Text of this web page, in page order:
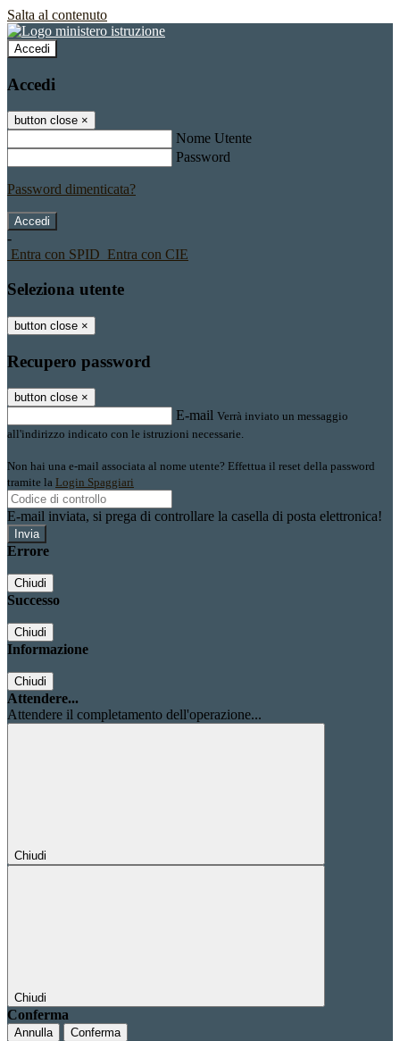
Salta al contenuto
Accedi
Accedi
button close ×
Nome Utente
Password
Password dimenticata?
-
Entra con SPID Entra con CIE
Seleziona utente
button close ×
Recupero password
button close ×
E-mail Verrà inviato un messaggio
all'indirizzo indicato con le istruzioni necessarie.
Non hai una e-mail associata al nome utente? Effettua il reset della password
tramite la Login Spaggiari
E-mail inviata, si prega di controllare la casella di posta elettronica!
Errore
Chiudi
Successo
Chiudi
Informazione
Chiudi
Attendere...
Attendere il completamento dell'operazione...
Chiudi
Chiudi
Conferma
Annulla Conferma